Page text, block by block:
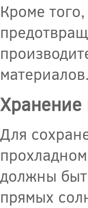
Кроме
материалов.
Хранение
Для
должны
прямых